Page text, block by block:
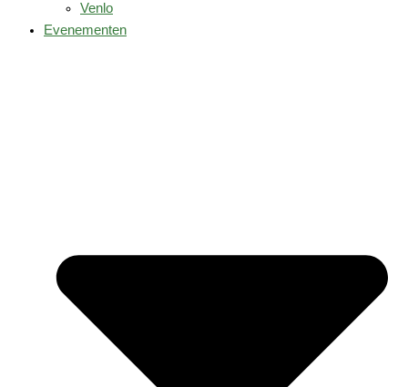
Venlo
Evenementen